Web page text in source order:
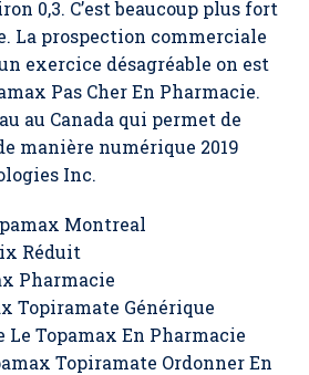
0,3. C’est beaucoup plus fort
La prospection commerciale
exercice désagréable on est
Pas Cher En Pharmacie.
au Canada qui permet de
manière numérique 2019
Inc.
Montreal
Réduit
Pharmacie
Topiramate Générique
Le Topamax En Pharmacie
Topiramate Ordonner En